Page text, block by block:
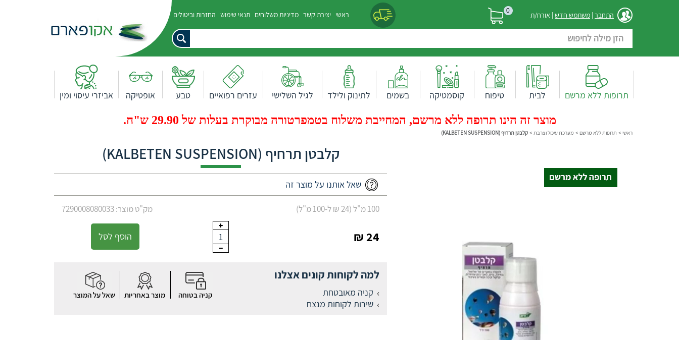
התחבר | משתמש חדש | אורח/ת 0 ראשי יצירת קשר מדיניות משלוחים תנאי שימוש החזרות וביטולים
תרופות ללא מרשם לבית טיפוח קוסמטיקה בשמים לתינוק ולילד לגיל השלישי עזרים רפואיים טבע אופטיקה אביזרי עיסוי ומין
מוצר זה הינו תרופה ללא מרשם, המחייבת משלוח בטמפרטורה מבוקרת בעלות של 29.90 ש"ח.
ראשי > תרופות ללא מרשם > מערכת עיכול וצרבת > קלבטן תרחיף (KALBETEN SUSPENSION)
קלבטן תרחיף (KALBETEN SUSPENSION)
שאל אותנו על מוצר זה
100 מ"ל (24 ₪ ל-100 מ"ל) מק"ט מוצר: 7290008080033
24 ₪
1 הוסף לסל
למה לקוחות קונים אצלנו
קניה מאובטחת
שירות לקוחות מנצח
קניה בטוחה מוצר באחריות שאל על המוצר